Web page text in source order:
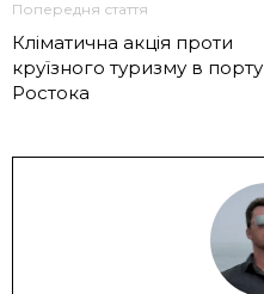
Попередня стаття
Кліматична акція проти
круїзного туризму в порту
Ростока